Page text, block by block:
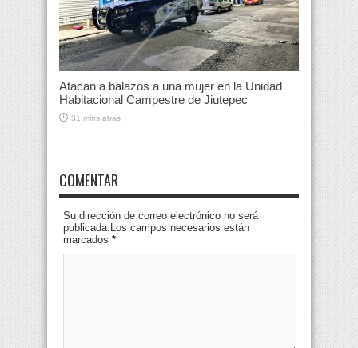
Atacan a balazos a una mujer en la Unidad
Habitacional Campestre de Jiutepec
31 mins atras
COMENTAR
Su dirección de correo electrónico no será
publicada.Los campos necesarios están
marcados *